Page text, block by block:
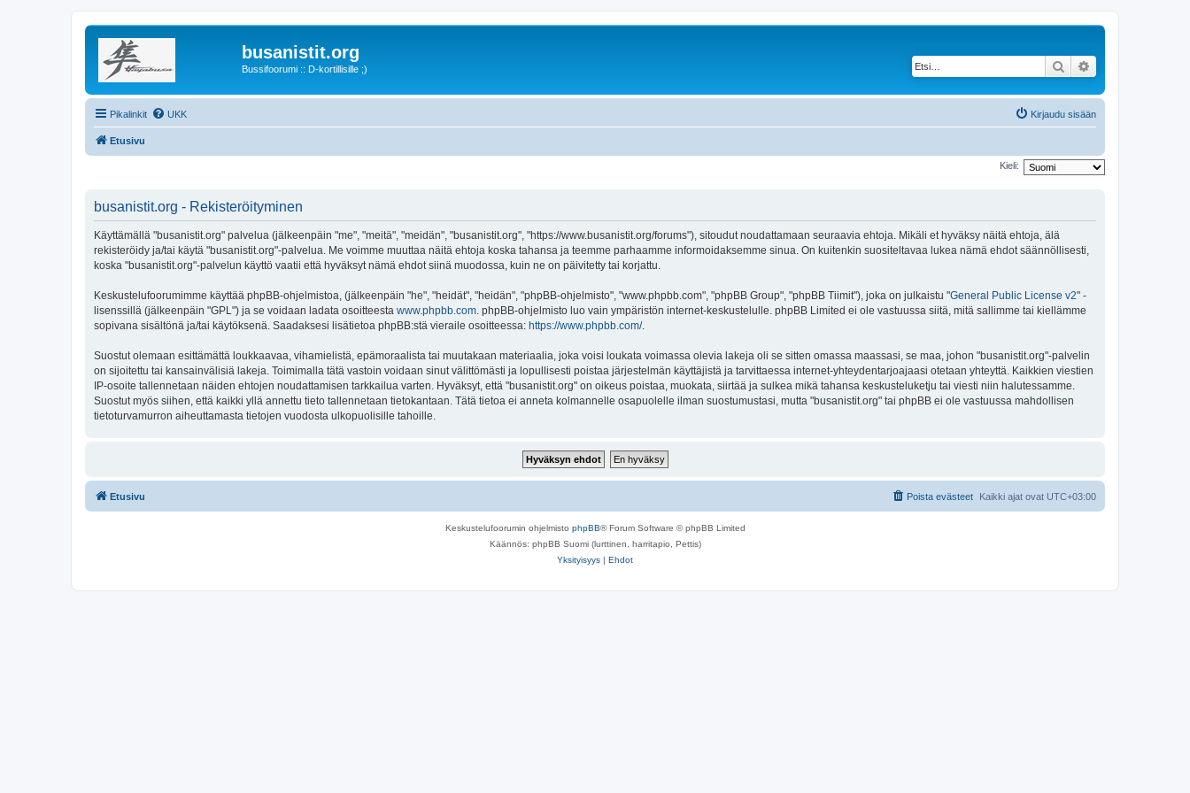
busanistit.org
Bussifoorumi :: D-kortillisille ;) Etsi
Pikalinkit UKK Kirjaudu sisään
Etusivu
Kieli:
busanistit.org - Rekisteröityminen
Käyttämällä "busanistit.org" palvelua (jälkeenpäin "me", "meitä", "meidän", "busanistit.org", "https://www.busanistit.org/forums"), sitoudut noudattamaan seuraavia ehtoja. Mikäli et hyväksy näitä ehtoja, älä
rekisteröidy ja/tai käytä "busanistit.org"-palvelua. Me voimme muuttaa näitä ehtoja koska tahansa ja teemme parhaamme informoidaksemme sinua. On kuitenkin suositeltavaa lukea nämä ehdot säännöllisesti,
koska "busanistit.org"-palvelun käyttö vaatii että hyväksyt nämä ehdot siinä muodossa, kuin ne on päivitetty tai korjattu.
Keskustelufoorumimme käyttää phpBB-ohjelmistoa, (jälkeenpäin "he", "heidät", "heidän", "phpBB-ohjelmisto", "www.phpbb.com", "phpBB Group", "phpBB Tiimit"), joka on julkaistu "General Public License v2" -
lisenssillä (jälkeenpäin "GPL") ja se voidaan ladata osoitteesta www.phpbb.com. phpBB-ohjelmisto luo vain ympäristön internet-keskustelulle. phpBB Limited ei ole vastuussa siitä, mitä sallimme tai kiellämme
sopivana sisältönä ja/tai käytöksenä. Saadaksesi lisätietoa phpBB:stä vieraile osoitteessa: https://www.phpbb.com/.
Suostut olemaan esittämättä loukkaavaa, vihamielistä, epämoraalista tai muutakaan materiaalia, joka voisi loukata voimassa olevia lakeja oli se sitten omassa maassasi, se maa, johon "busanistit.org"-palvelin
on sijoitettu tai kansainvälisiä lakeja. Toimimalla tätä vastoin voidaan sinut välittömästi ja lopullisesti poistaa järjestelmän käyttäjistä ja tarvittaessa internet-yhteydentarjoajaasi otetaan yhteyttä. Kaikkien viestien
IP-osoite tallennetaan näiden ehtojen noudattamisen tarkkailua varten. Hyväksyt, että "busanistit.org" on oikeus poistaa, muokata, siirtää ja sulkea mikä tahansa keskusteluketju tai viesti niin halutessamme.
Suostut myös siihen, että kaikki yllä annettu tieto tallennetaan tietokantaan. Tätä tietoa ei anneta kolmannelle osapuolelle ilman suostumustasi, mutta "busanistit.org" tai phpBB ei ole vastuussa mahdollisen
tietoturvamurron aiheuttamasta tietojen vuodosta ulkopuolisille tahoille.
Etusivu Kaikki ajat ovat UTC+03:00
Poista evästeet
Keskustelufoorumin ohjelmisto phpBB® Forum Software © phpBB Limited
Käännös: phpBB Suomi (lurttinen, harritapio, Pettis)
Yksityisyys | Ehdot